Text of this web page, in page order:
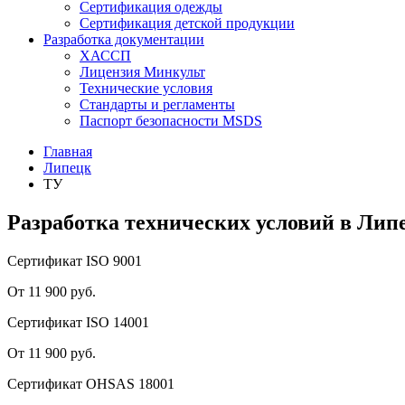
Сертификация одежды
Сертификация детской продукции
Разработка документации
ХАССП
Лицензия Минкульт
Технические условия
Стандарты и регламенты
Паспорт безопасности MSDS
Главная
Липецк
ТУ
Разработка технических условий в
Сертификат ISO 9001
От 11 900 руб.
Сертификат ISO 14001
От 11 900 руб.
Сертификат OHSAS 18001